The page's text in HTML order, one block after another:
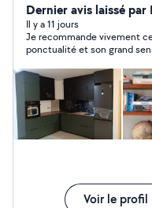
escaliers, mezzanines
rénovation intérieure,
de carrelage.Toiture,
réparation de fuites et
d'électricité et de
de qualité.Nous
déménagements et
déménagements.
Dernier avis laissé
Il y a 11 jours
Je recommande vivement
ponctualité et son grand
artisan et avec de
toutes ces difficultés, il a
de patience et donner le
chantier à bien. Son travail
superbe. Merci encore
implication !
Voir le profil